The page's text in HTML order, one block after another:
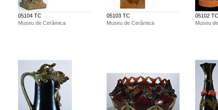
05104 TC
Museu de Cerâmica
05103 TC
Museu de Cerâmica
05102 TC
Museu